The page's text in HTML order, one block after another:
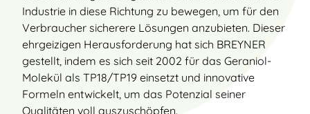
Industrie in diese Richtung zu bewegen, um für den
Verbraucher sicherere Lösungen anzubieten. Dieser
ehrgeizigen Herausforderung hat sich BREYNER
gestellt, indem es sich seit 2002 für das Geraniol-
Molekül als TP18/TP19 einsetzt und innovative
Formeln entwickelt, um das Potenzial seiner
Qualitäten voll auszuschöpfen.